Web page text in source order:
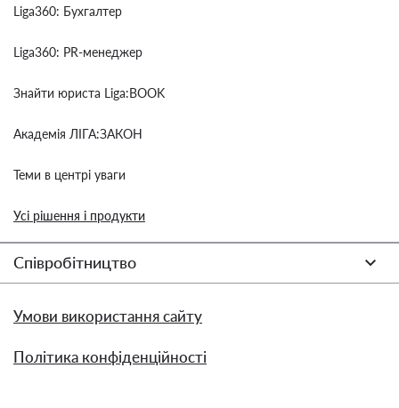
Liga360: Бухгалтер
Liga360: PR-менеджер
Знайти юриста Liga:BOOK
Академія ЛІГА:ЗАКОН
Теми в центрі уваги
Усі рішення і продукти
Співробітництво
Умови використання сайту
Політика конфіденційності